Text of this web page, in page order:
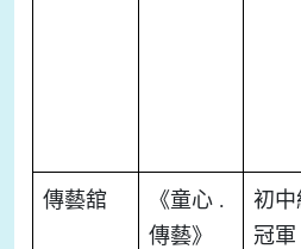
傳藝舘 《童心 .
傳藝》
初中
冠軍